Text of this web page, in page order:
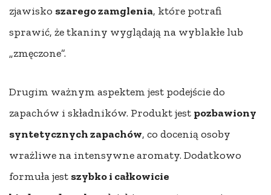
zjawisko szarego zamglenia, które potrafi
sprawić, że tkaniny wyglądają na wyblakłe lub
„zmęczone”.
Drugim ważnym aspektem jest podejście do
zapachów i składników. Produkt jest pozbawiony
syntetycznych zapachów, co docenią osoby
wrażliwe na intensywne aromaty. Dodatkowo
formuła jest szybko i całkowicie